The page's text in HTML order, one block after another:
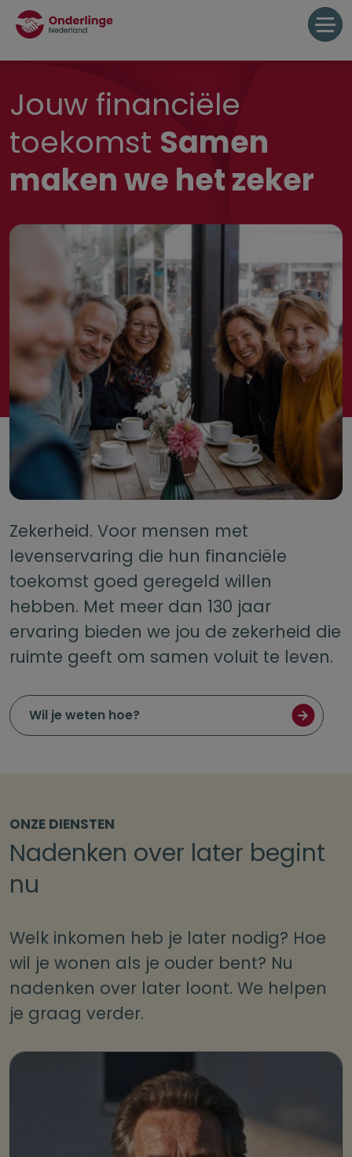
Jouw financiële
toekomst Samen
maken we het zeker
Zekerheid. Voor mensen met
levenservaring die hun financiële
toekomst goed geregeld willen
hebben. Met meer dan 130 jaar
ervaring bieden we jou de zekerheid die
ruimte geeft om samen voluit te leven.
Wil je weten hoe?
ONZE DIENSTEN
Nadenken over later begint
nu
Welk inkomen heb je later nodig? Hoe
wil je wonen als je ouder bent? Nu
nadenken over later loont. We helpen
je graag verder.